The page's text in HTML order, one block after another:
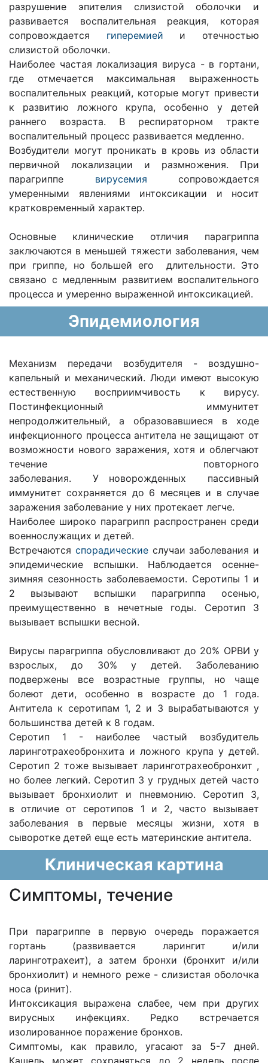
разрушение эпителия слизистой оболочки и
развивается воспалительная реакция, которая
сопровождается гиперемией и отечностью
слизистой оболочки.
Наиболее частая локализация вируса - в гортани,
где отмечается максимальная выраженность
воспалительных реакций, которые могут привести
к развитию ложного крупа, особенно у детей
раннего возраста. В респираторном тракте
воспалительный процесс развивается медленно.
Возбудители могут проникать в кровь из области
первичной локализации и размножения. При
парагриппе вирусемия сопровождается
умеренными явлениями интоксикации и носит
кратковременный характер.
Основные клинические отличия парагриппа
заключаются в меньшей тяжести заболевания, чем
при гриппе, но большей его длительности. Это
связано с медленным развитием воспалительного
процесса и умеренно выраженной интоксикацией.
Эпидемиология
Механизм передачи возбудителя - воздушно-
капельный и механический. Люди имеют высокую
естественную восприимчивость к вирусу.
Постинфекционный иммунитет
непродолжительный, а образовавшиеся в ходе
инфекционного процесса антитела не защищают от
возможности нового заражения, хотя и облегчают
течение повторного
заболевания. У новорожденных пассивный
иммунитет сохраняется до 6 месяцев и в случае
заражения заболевание у них протекает легче.
Наиболее широко парагрипп распространен среди
военнослужащих и детей.
Встречаются спорадическиеслучаи заболевания и
эпидемические вспышки. Наблюдается осенне-
зимняя сезонность заболеваемости. Серотипы 1 и
2 вызывают вспышки парагриппа осенью,
преимущественно в нечетные годы. Серотип 3
вызывает вспышки весной.
Вирусы парагриппа обусловливают до 20% ОРВИ у
взрослых, до 30% у детей. Заболеванию
подвержены все возрастные группы, но чаще
болеют дети, особенно в возрасте до 1 года.
Антитела к серотипам 1, 2 и 3 вырабатываются у
большинства детей к 8 годам.
Серотип 1 - наиболее частый возбудитель
ларинготрахеобронхита и ложного крупа у детей.
Серотип 2 тоже вызывает ларинготрахеобронхит ,
но более легкий. Серотип 3 у грудных детей часто
вызывает бронхиолит и пневмонию. Серотип 3,
в отличие от серотипов 1 и 2, часто вызывает
заболевания в первые месяцы жизни, хотя в
сыворотке детей еще есть материнские антитела.
Клиническая картина
Cимптомы, течение
При парагриппе в первую очередь поражается
гортань (развивается ларингит и/или
ларинготрахеит), а затем бронхи (бронхит и/или
бронхиолит) и немного реже - слизистая оболочка
носа (ринит).
Интоксикация выражена слабее, чем при других
вирусных инфекциях. Редко встречается
изолированное поражение бронхов.
Симптомы, как правило, угасают за 5-7 дней.
Кашель может сохраняться до 2 недель после